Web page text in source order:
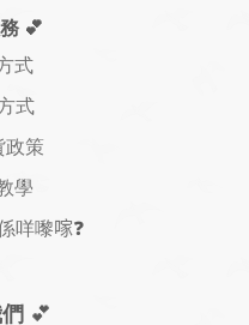
💕
式
式
策
學
咩嚟𠺢❓
💕